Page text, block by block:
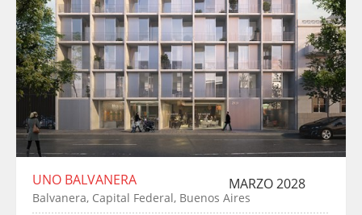
UNO BALVANERA MARZO 2028
Balvanera, Capital Federal, Buenos Aires